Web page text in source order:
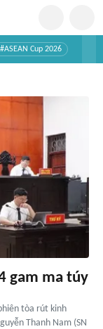
#ASEAN Cup 2026
gam ma túy
tòa rút kinh
Thanh Nam (SN